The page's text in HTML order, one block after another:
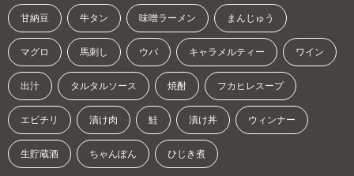
甘納豆 牛タン 味噌ラーメン まんじゅう
マグロ 馬刺し ウバ キャラメルティー ワイン
出汁 タルタルソース 焼酎 フカヒレスープ
エビチリ 漬け肉 鮭 漬け丼 ウィンナー
生貯蔵酒 ちゃんぽん ひじき煮